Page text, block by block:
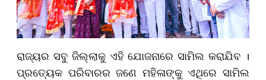
ରାଜ୍ୟର ସବୁ ଜିଲ୍ଲାକୁ ଏହି ଯୋଜନାରେ ସାମିଲ କରାଯିବ ।
ପ୍ରତ୍ୟେକ ପରିବାରର ଜଣେ ମହିଳାଙ୍କୁ ଏଥିରେ ସାମିଲ